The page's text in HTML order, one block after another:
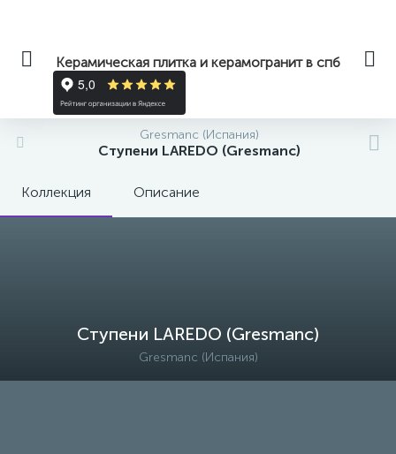
Керамическая плитка и керамогранит в спб
Gresmanc (Испания)
Ступени LAREDO (Gresmanc)
Коллекция Описание
Ступени LAREDO (Gresmanc)
Gresmanc (Испания)